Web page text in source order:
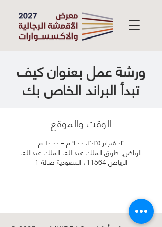
ورشة عمل بعنوان كيف
تبدأ البراند الخاص بك
الوقت والموقع
٠٣ فبراير ٢٠٢٥، ٩:٠٠ م – ١٠:٠٠ م
الرياض, طريق الملك عبدالله، الملك عبدالله،
الرياض 11564، السعودية صالة 1